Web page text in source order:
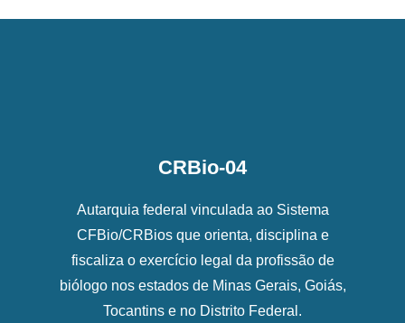
CRBio-04
Autarquia federal vinculada ao Sistema
CFBio/CRBios que orienta, disciplina e
fiscaliza o exercício legal da profissão de
biólogo nos estados de Minas Gerais, Goiás,
Tocantins e no Distrito Federal.